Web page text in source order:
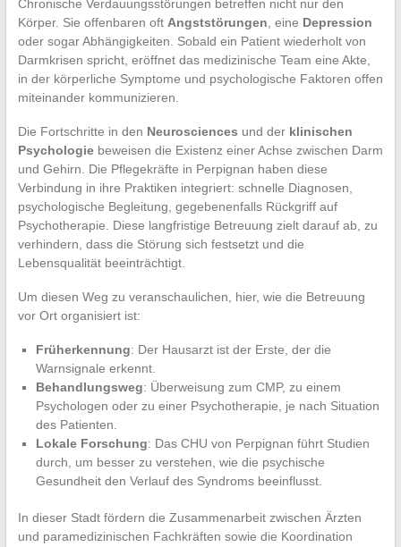
Chronische Verdauungsstörungen betreffen nicht nur den
Körper. Sie offenbaren oft Angststörungen , eine Depression
oder sogar Abhängigkeiten. Sobald ein Patient wiederholt von
Darmkrisen spricht, eröffnet das medizinische Team eine Akte,
in der körperliche Symptome und psychologische Faktoren offen
miteinander kommunizieren.
Die Fortschritte in den Neurosciences und der klinischen
Psychologiebeweisen die Existenz einer Achse zwischen Darm
und Gehirn. Die Pflegekräfte in Perpignan haben diese
Verbindung in ihre Praktiken integriert: schnelle Diagnosen,
psychologische Begleitung, gegebenenfalls Rückgriff auf
Psychotherapie. Diese langfristige Betreuung zielt darauf ab, zu
verhindern, dass die Störung sich festsetzt und die
Lebensqualität beeinträchtigt.
Um diesen Weg zu veranschaulichen, hier, wie die Betreuung
vor Ort organisiert ist:
Früherkennung: Der Hausarzt ist der Erste, der die
Warnsignale erkennt.
Behandlungsweg: Überweisung zum CMP, zu einem
Psychologen oder zu einer Psychotherapie, je nach Situation
des Patienten.
Lokale Forschung: Das CHU von Perpignan führt Studien
durch, um besser zu verstehen, wie die psychische
Gesundheit den Verlauf des Syndroms beeinflusst.
In dieser Stadt fördern die Zusammenarbeit zwischen Ärzten
und paramedizinischen Fachkräften sowie die Koordination